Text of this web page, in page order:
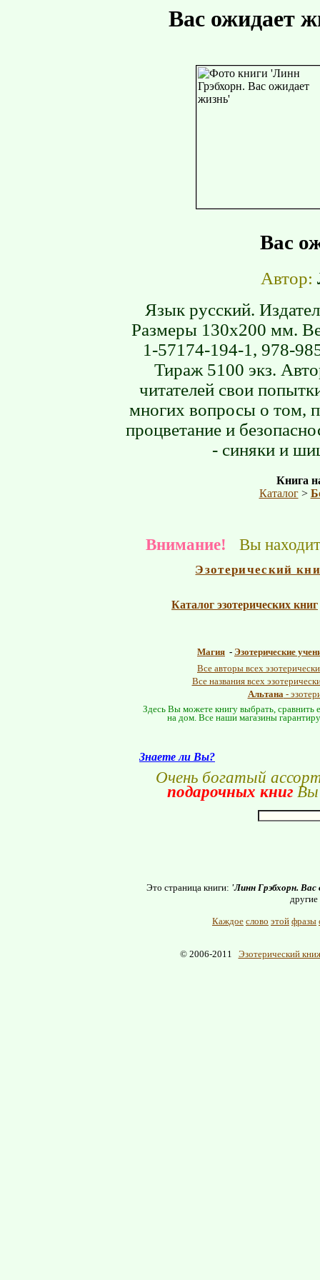
Вас ожидает
Вас
Автор:
Язык русский.
Размеры 130х200 мм.
1-57174-194-1, 978-
Тираж 5100 экз.
читателей свои
многих вопросы о том,
процветание и
- синяки и
Книга
Каталог>
Внимание! Вы
Эзотерический
Каталог эзотерических книг
Магия - Эзотерические
Все авторы всех
Все названия всех
Альтана-
Здесь Вы можете книгу выбрать, сравнить
на дом. Все наши магазины
Знаете ли Вы?
Очень богатый
подарочных книгВы
Это страница книги: 'Линн Грэбхорн.
Каждое слово этой фразы
© 2006-2011 Эзотерический